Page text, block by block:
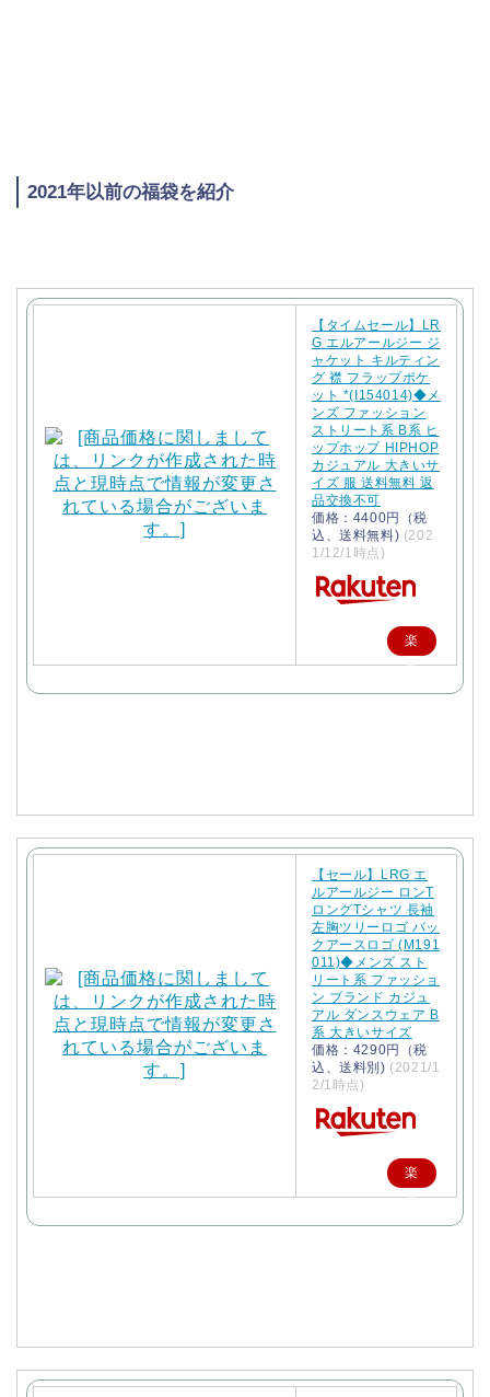
2021年以前の福袋を紹介
【タイムセール】LR
G エルアールジー ジ
ャケット キルティン
グ 襟 フラップポケ
ット *(I154014)◆メ
ンズ ファッション
ストリート系 B系 ヒ
ップホップ HIPHOP
カジュアル 大きいサ
イズ 服 送料無料 返
品交換不可
価格：4400円（税
込、送料無料) (202
1/12/1時点)
楽
天
【セール】LRG エ
ルアールジー ロンT
ロングTシャツ 長袖
左胸ツリーロゴ バッ
クアースロゴ (M191
011)◆メンズ スト
リート系 ファッショ
ン ブランド カジュ
アル ダンスウェア B
系 大きいサイズ
価格：4290円（税
込、送料別) (2021/1
2/1時点)
楽
天